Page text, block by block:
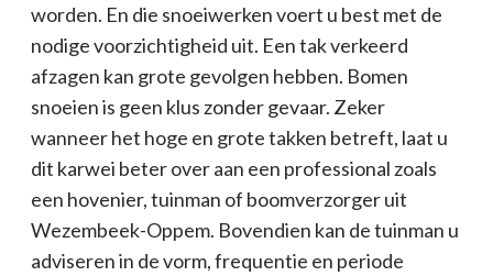
worden. En die snoeiwerken voert u best met de
nodige voorzichtigheid uit. Een tak verkeerd
afzagen kan grote gevolgen hebben. Bomen
snoeien is geen klus zonder gevaar. Zeker
wanneer het hoge en grote takken betreft, laat u
dit karwei beter over aan een professional zoals
een hovenier, tuinman of boomverzorger uit
Wezembeek-Oppem. Bovendien kan de tuinman u
adviseren in de vorm, frequentie en periode